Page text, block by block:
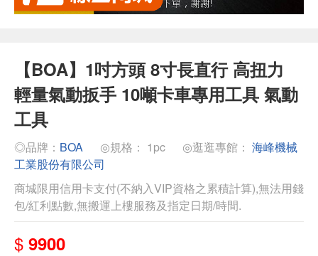
【BOA】1吋方頭 8寸長直行 高扭力
輕量氣動扳手 10噸卡車專用工具 氣動
工具
◎品牌： BOA ◎規格： 1pc ◎逛逛專館： 海峰機械
工業股份有限公司
商城限用信用卡支付(不納入VIP資格之累積計算),無法用錢
包/紅利點數,無搬運上樓服務及指定日期/時間.
$ 9900